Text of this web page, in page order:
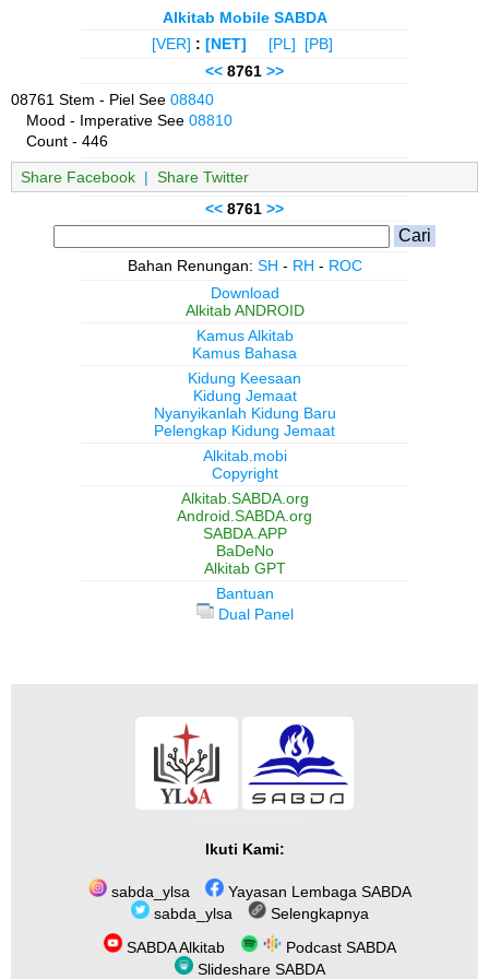
Alkitab Mobile SABDA
[VER] : [NET] [PL]
[PB]
<< 8761 >>
08761 Stem - Piel See 08840
Mood - Imperative See08810
Count - 446
Share Facebook | Share Twitter
<< 8761 >>
Bahan Renungan: SH - RH - ROC
Download
Alkitab ANDROID
Kamus Alkitab
Kamus Bahasa
Kidung Keesaan
Kidung Jemaat
Nyanyikanlah Kidung Baru
Pelengkap Kidung Jemaat
Alkitab.mobi
Copyright
Alkitab.SABDA.org
Android.SABDA.org
SABDA.APP
BaDeNo
Alkitab GPT
Bantuan
Dual Panel
Ikuti Kami:
sabda_ylsa
Yayasan Lembaga SABDA
sabda_ylsa
Selengkapnya
SABDA Alkitab
Podcast SABDA
Slideshare SABDA